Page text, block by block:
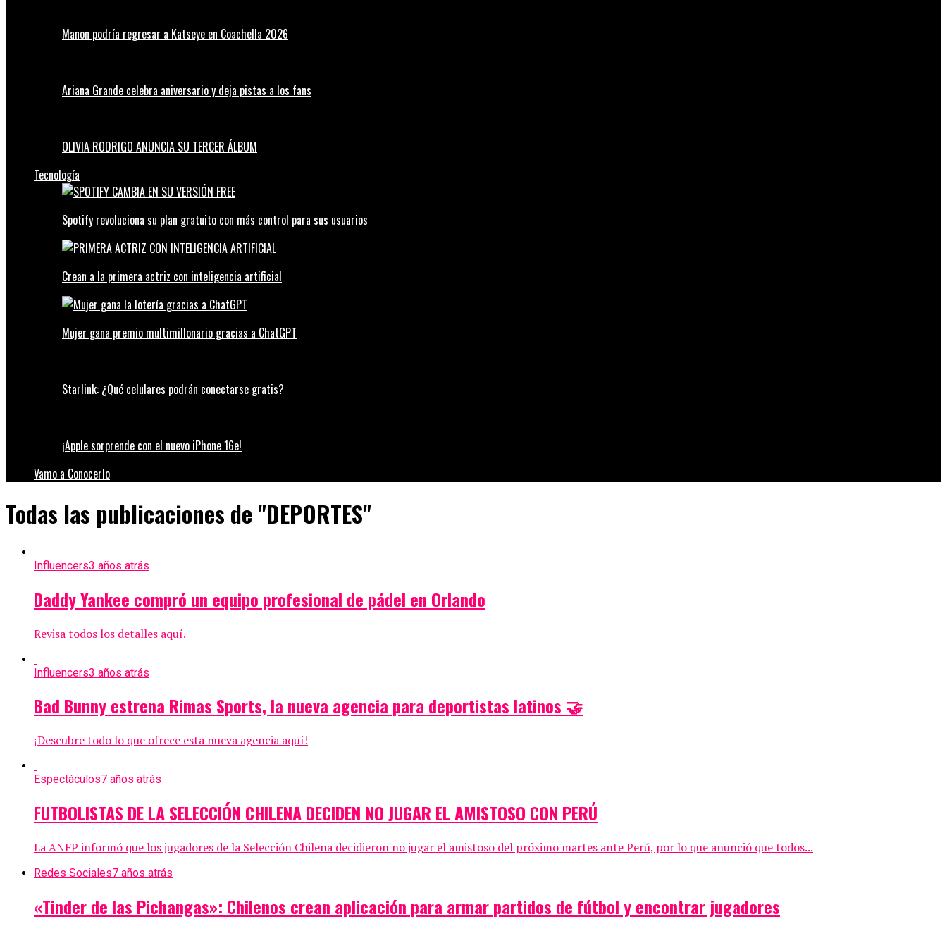
Manon podría regresar a Katseye en Coachella 2026
Ariana Grande celebra aniversario y deja pistas a los fans
OLIVIA RODRIGO ANUNCIA SU TERCER ÁLBUM
Tecnología
Spotify revoluciona su plan gratuito con más control para sus usuarios
Crean a la primera actriz con inteligencia artificial
Mujer gana premio multimillonario gracias a ChatGPT
Starlink: ¿Qué celulares podrán conectarse gratis?
¡Apple sorprende con el nuevo iPhone 16e!
Vamo a Conocerlo
Todas las publicaciones de "DEPORTES"
Influencers3 años atrás
Daddy Yankee compró un equipo profesional de pádel en Orlando
Revisa todos los detalles aquí.
Influencers3 años atrás
Bad Bunny estrena Rimas Sports, la nueva agencia para deportistas latinos 🤝
¡Descubre todo lo que ofrece esta nueva agencia aquí!
Espectáculos7 años atrás
FUTBOLISTAS DE LA SELECCIÓN CHILENA DECIDEN NO JUGAR EL AMISTOSO CON PERÚ
La ANFP informó que los jugadores de la Selección Chilena decidieron no jugar el amistoso del próximo martes ante Perú, por lo que anunció que todos...
Redes Sociales7 años atrás
«Tinder de las Pichangas»: Chilenos crean aplicación para armar partidos de fútbol y encontrar jugadores